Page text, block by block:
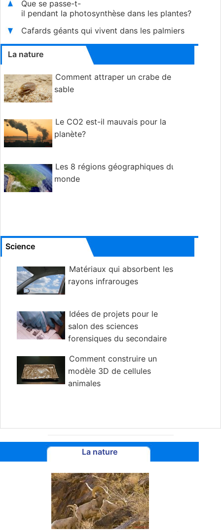
Que se passe-t-
il pendant la photosynthèse dans les plantes?
Cafards géants qui vivent dans les palmiers
La nature
Comment attraper un crabe de
sable
Le CO2 est-il mauvais pour la
planète?
Les 8 régions géographiques du
monde
Science
Matériaux qui absorbent les
rayons infrarouges
Idées de projets pour le
salon des sciences
forensiques du secondaire
Comment construire un
modèle 3D de cellules
animales
La nature